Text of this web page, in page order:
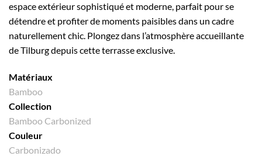
espace extérieur sophistiqué et moderne, parfait pour se
détendre et profiter de moments paisibles dans un cadre
naturellement chic. Plongez dans l’atmosphère accueillante
de Tilburg depuis cette terrasse exclusive.
Matériaux
Bamboo
Collection
Bamboo Carbonized
Couleur
Carbonizado